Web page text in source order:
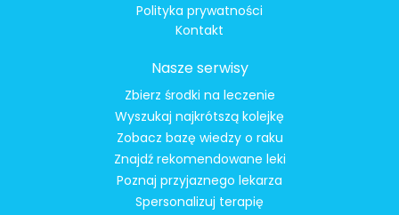
Polityka prywatności
Kontakt
Nasze serwisy
Zbierz środki na leczenie
Wyszukaj najkrótszą kolejkę
Zobacz bazę wiedzy o raku
Znajdź rekomendowane leki
Poznaj przyjaznego lekarza
Spersonalizuj terapię